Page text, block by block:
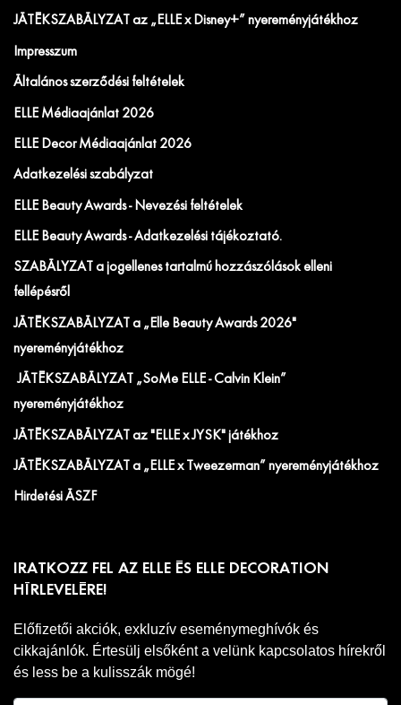
JÁTÉKSZABÁLYZAT az „ELLE x Disney+” nyereményjátékhoz
Impresszum
Általános szerződési feltételek
ELLE Médiaajánlat 2026
ELLE Decor Médiaajánlat 2026
Adatkezelési szabályzat
ELLE Beauty Awards - Nevezési feltételek
ELLE Beauty Awards - Adatkezelési tájékoztató.
SZABÁLYZAT a jogellenes tartalmú hozzászólások elleni
fellépésről
JÁTÉKSZABÁLYZAT a „Elle Beauty Awards 2026"
nyereményjátékhoz
JÁTÉKSZABÁLYZAT „SoMe ELLE - Calvin Klein”
nyereményjátékhoz
JÁTÉKSZABÁLYZAT az "ELLE x JYSK" játékhoz
JÁTÉKSZABÁLYZAT a „ELLE x Tweezerman” nyereményjátékhoz
Hirdetési ÁSZF
IRATKOZZ FEL AZ ELLE ÉS ELLE DECORATION
HÍRLEVELÉRE!
Előfizetői akciók, exkluzív eseménymeghívók és
cikkajánlók. Értesülj elsőként a velünk kapcsolatos hírekről
és less be a kulisszák mögé!